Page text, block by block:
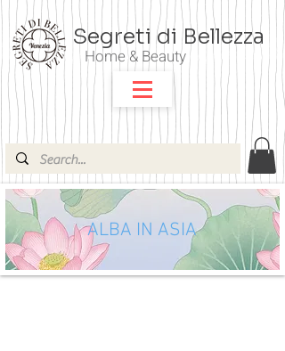
Segreti di Bellezza
Home & Beauty
ALBA IN ASIA